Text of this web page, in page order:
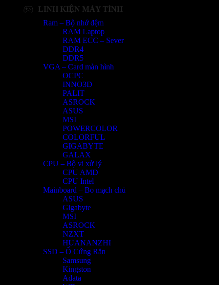
LINH KIỆN MÁY TÍNH
Ram – Bộ nhớ đệm
RAM Laptop
RAM ECC – Sever
DDR4
DDR5
VGA – Card màn hình
OCPC
INNO3D
PALIT
ASROCK
ASUS
MSI
POWERCOLOR
COLORFUL
GIGABYTE
GALAX
CPU – Bộ vi xử lý
CPU AMD
CPU Intel
Mainboard – Bo mạch chủ
ASUS
Gigabyte
MSI
ASROCK
NZXT
HUANANZHI
SSD – Ổ Cứng Rắn
Samsung
Kingston
Adata